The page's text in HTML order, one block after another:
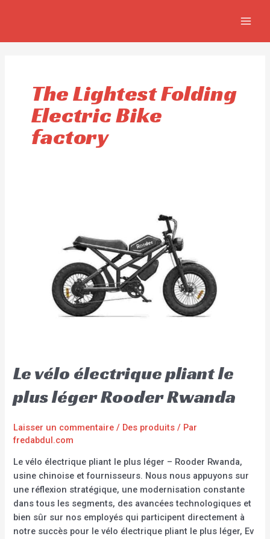
The Lightest Folding
Electric Bike
factory
Le vélo électrique pliant le
plus léger Rooder Rwanda
Laisser un commentaire / Des produits / Par
fredabdul.com
Le vélo électrique pliant le plus léger – Rooder Rwanda,
usine chinoise et fournisseurs. Nous nous appuyons sur
une réflexion stratégique, une modernisation constante
dans tous les segments, des avancées technologiques et
bien sûr sur nos employés qui participent directement à
notre succès pour le vélo électrique pliant le plus léger, Ev